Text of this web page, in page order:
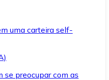
uma carteira self-
se preocupar com as